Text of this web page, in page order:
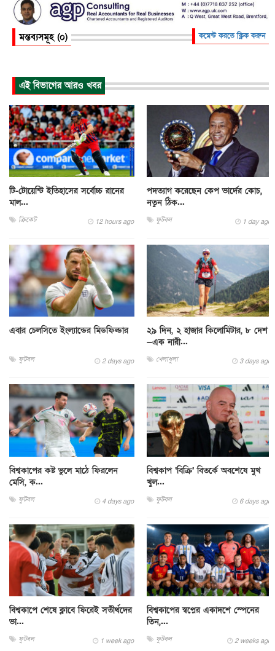
মন্তব্যসমূহ (০) কমেন্ট করতে ক্লিক করুন
এই বিভাগের আরও খবর
টি-টোয়েন্টি ইতিহাসের সর্বোচ্চ রানের
মাল...
ক্রিকেট 12 hours ago
পদত্যাগ করেছেন কেপ ভার্দের কোচ,
নতুন ঠিক...
ফুটবল 1 day ago
এবার চেলসিতে ইংল্যান্ডের মিডফিল্ডার
ফুটবল 2 days ago
২৯ দিন, ২ হাজার কিলোমিটার, ৮ দেশ
—এক নারী...
খেলাধুলা 3 days ago
বিশ্বকাপের কষ্ট ভুলে মাঠে ফিরলেন
মেসি, ক...
ফুটবল 4 days ago
বিশ্বকাপ ‘বিক্রি’ বিতর্কে অবশেষে মুখ
খুল...
ফুটবল 6 days ago
বিশ্বকাপে শেষে ক্লাবে ফিরেই সতীর্থদের
ভা...
ফুটবল 1 week ago
বিশ্বকাপের স্বপ্নের একাদশে স্পেনের
তিন,...
ফুটবল 2 weeks ago